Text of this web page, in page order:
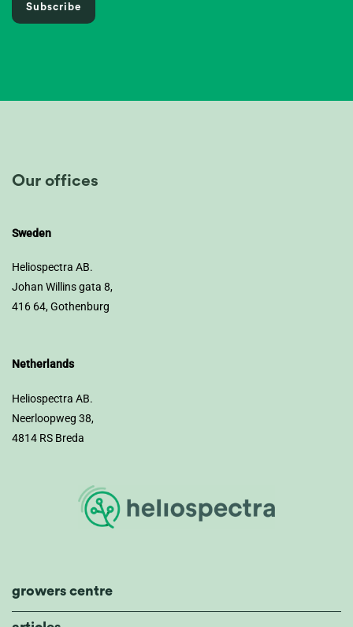
Subscribe
Our offices
Sweden
Heliospectra AB.
Johan Willins gata 8,
416 64, Gothenburg
Netherlands
Heliospectra AB.
Neerloopweg 38,
4814 RS Breda
growers centre